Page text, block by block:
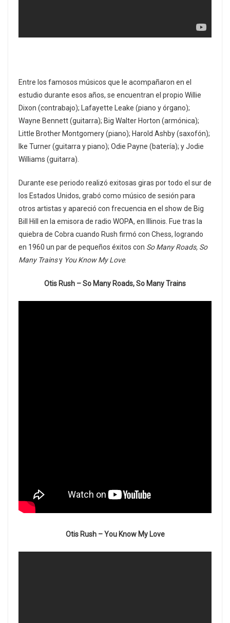
Entre los famosos músicos que le acompañaron en el
estudio durante esos años, se encuentran el propio Willie
Dixon (contrabajo); Lafayette Leake (piano y órgano);
Wayne Bennett (guitarra); Big Walter Horton (armónica);
Little Brother Montgomery (piano); Harold Ashby (saxofón);
Ike Turner (guitarra y piano); Odie Payne (batería); y Jodie
Williams (guitarra).
Durante ese periodo realizó exitosas giras por todo el sur de
los Estados Unidos, grabó como músico de sesión para
otros artistas y apareció con frecuencia en el show de Big
Bill Hill en la emisora de radio WOPA, en Illinois. Fue tras la
quiebra de Cobra cuando Rush firmó con Chess, logrando
en 1960 un par de pequeños éxitos con So Many Roads, So
Many Trainsy You Know My Love.
Otis Rush – So Many Roads, So Many Trains
Otis Rush – You Know My Love